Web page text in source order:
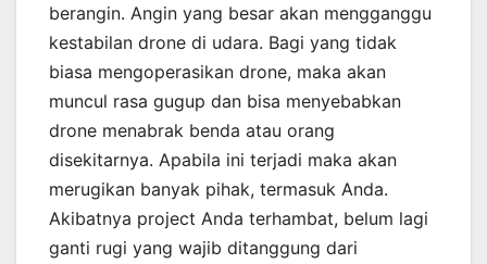
berangin. Angin yang besar akan mengganggu
kestabilan drone di udara. Bagi yang tidak
biasa mengoperasikan drone, maka akan
muncul rasa gugup dan bisa menyebabkan
drone menabrak benda atau orang
disekitarnya. Apabila ini terjadi maka akan
merugikan banyak pihak, termasuk Anda.
Akibatnya project Anda terhambat, belum lagi
ganti rugi yang wajib ditanggung dari